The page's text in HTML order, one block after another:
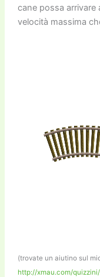
cane possa arrivare
velocità massima
(trovate un aiutino sul
http://xmau.com/